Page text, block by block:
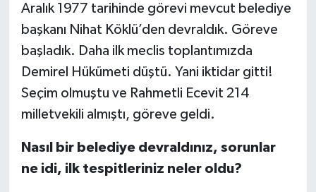
Aralık 1977 tarihinde görevi mevcut belediye
başkanı Nihat Köklü’den devraldık. Göreve
başladık. Daha ilk meclis toplantımızda
Demirel Hükümeti düştü. Yani iktidar gitti!
Seçim olmuştu ve Rahmetli Ecevit 214
milletvekili almıştı, göreve geldi.
Nasıl bir belediye devraldınız, sorunlar
ne idi, ilk tespitleriniz neler oldu?